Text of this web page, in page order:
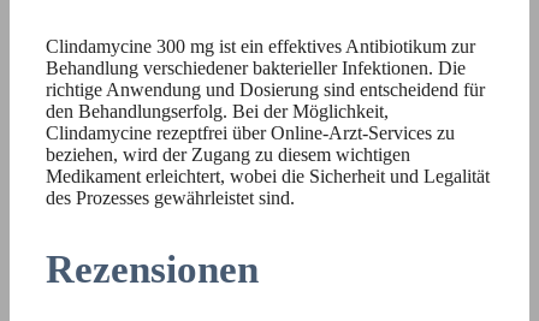
Clindamycine 300 mg ist ein effektives Antibiotikum zur
Behandlung verschiedener bakterieller Infektionen. Die
richtige Anwendung und Dosierung sind entscheidend für
den Behandlungserfolg. Bei der Möglichkeit,
Clindamycine rezeptfrei über Online-Arzt-Services zu
beziehen, wird der Zugang zu diesem wichtigen
Medikament erleichtert, wobei die Sicherheit und Legalität
des Prozesses gewährleistet sind.
Rezensionen